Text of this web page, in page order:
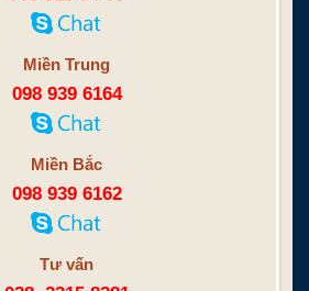
Miền Trung
098 939 6164
Miền Bắc
098 939 6162
Tư vấn